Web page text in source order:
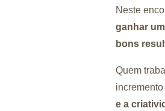
Neste
ganhar
bons
Quem
e a